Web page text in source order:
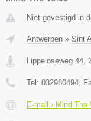
Niet gevestigd in
Antwerpen » Sint
Lippeloseweg 44
Tel: 032980494 ,
E-mail › Mind The